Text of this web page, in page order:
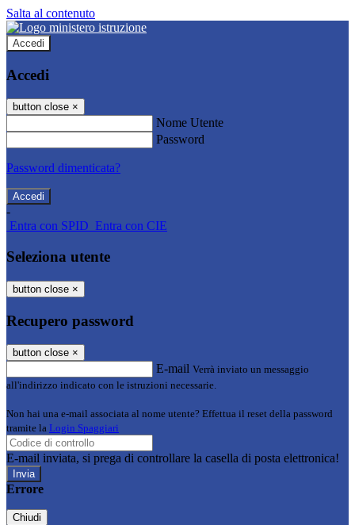
Salta al contenuto
Accedi
Accedi
button close ×
Nome Utente
Password
Password dimenticata?
-
Entra con SPID Entra con CIE
Seleziona utente
button close ×
Recupero password
button close ×
E-mail Verrà inviato un messaggio
all'indirizzo indicato con le istruzioni necessarie.
Non hai una e-mail associata al nome utente? Effettua il reset della password
tramite la Login Spaggiari
E-mail inviata, si prega di controllare la casella di posta elettronica!
Errore
Chiudi